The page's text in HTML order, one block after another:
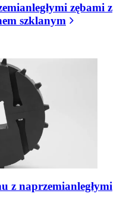
zębami z
szklanym
z naprzemianległymi